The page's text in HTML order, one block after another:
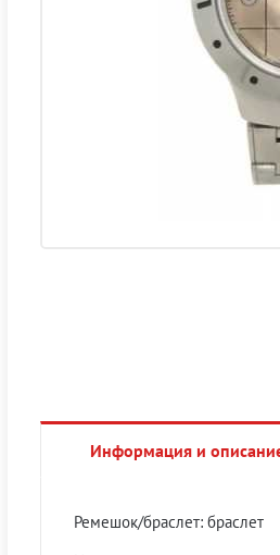
Информация и
Ремешок/браслет: браслет